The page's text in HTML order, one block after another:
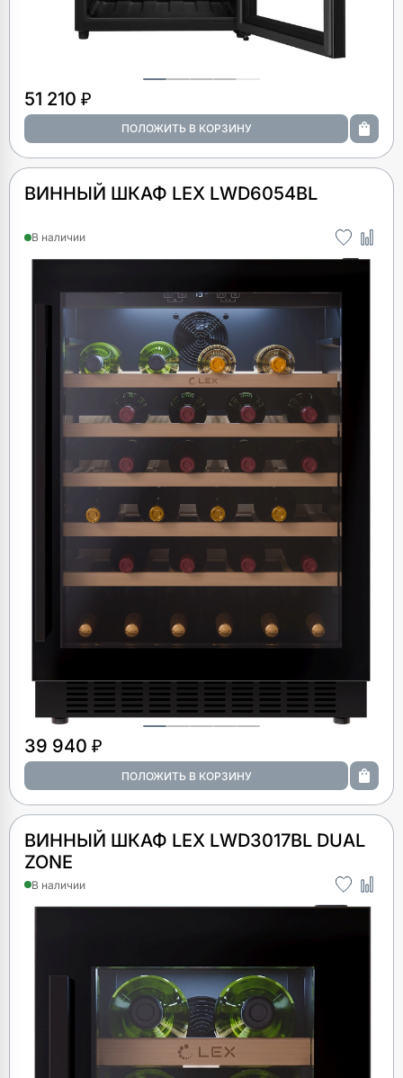
51 210 ₽
ВИННЫЙ ШКАФ LEX LWD6054BL
В наличии
39 940 ₽
ВИННЫЙ ШКАФ LEX LWD3017BL DUAL
ZONE
В наличии